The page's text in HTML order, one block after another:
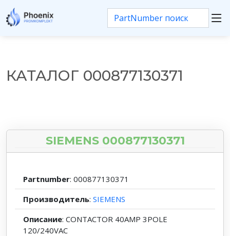
КАТАЛОГ 000877130371
SIEMENS 000877130371
Partnumber: 000877130371
Производитель: SIEMENS
Описание: CONTACTOR 40AMP 3POLE
120/240VAC